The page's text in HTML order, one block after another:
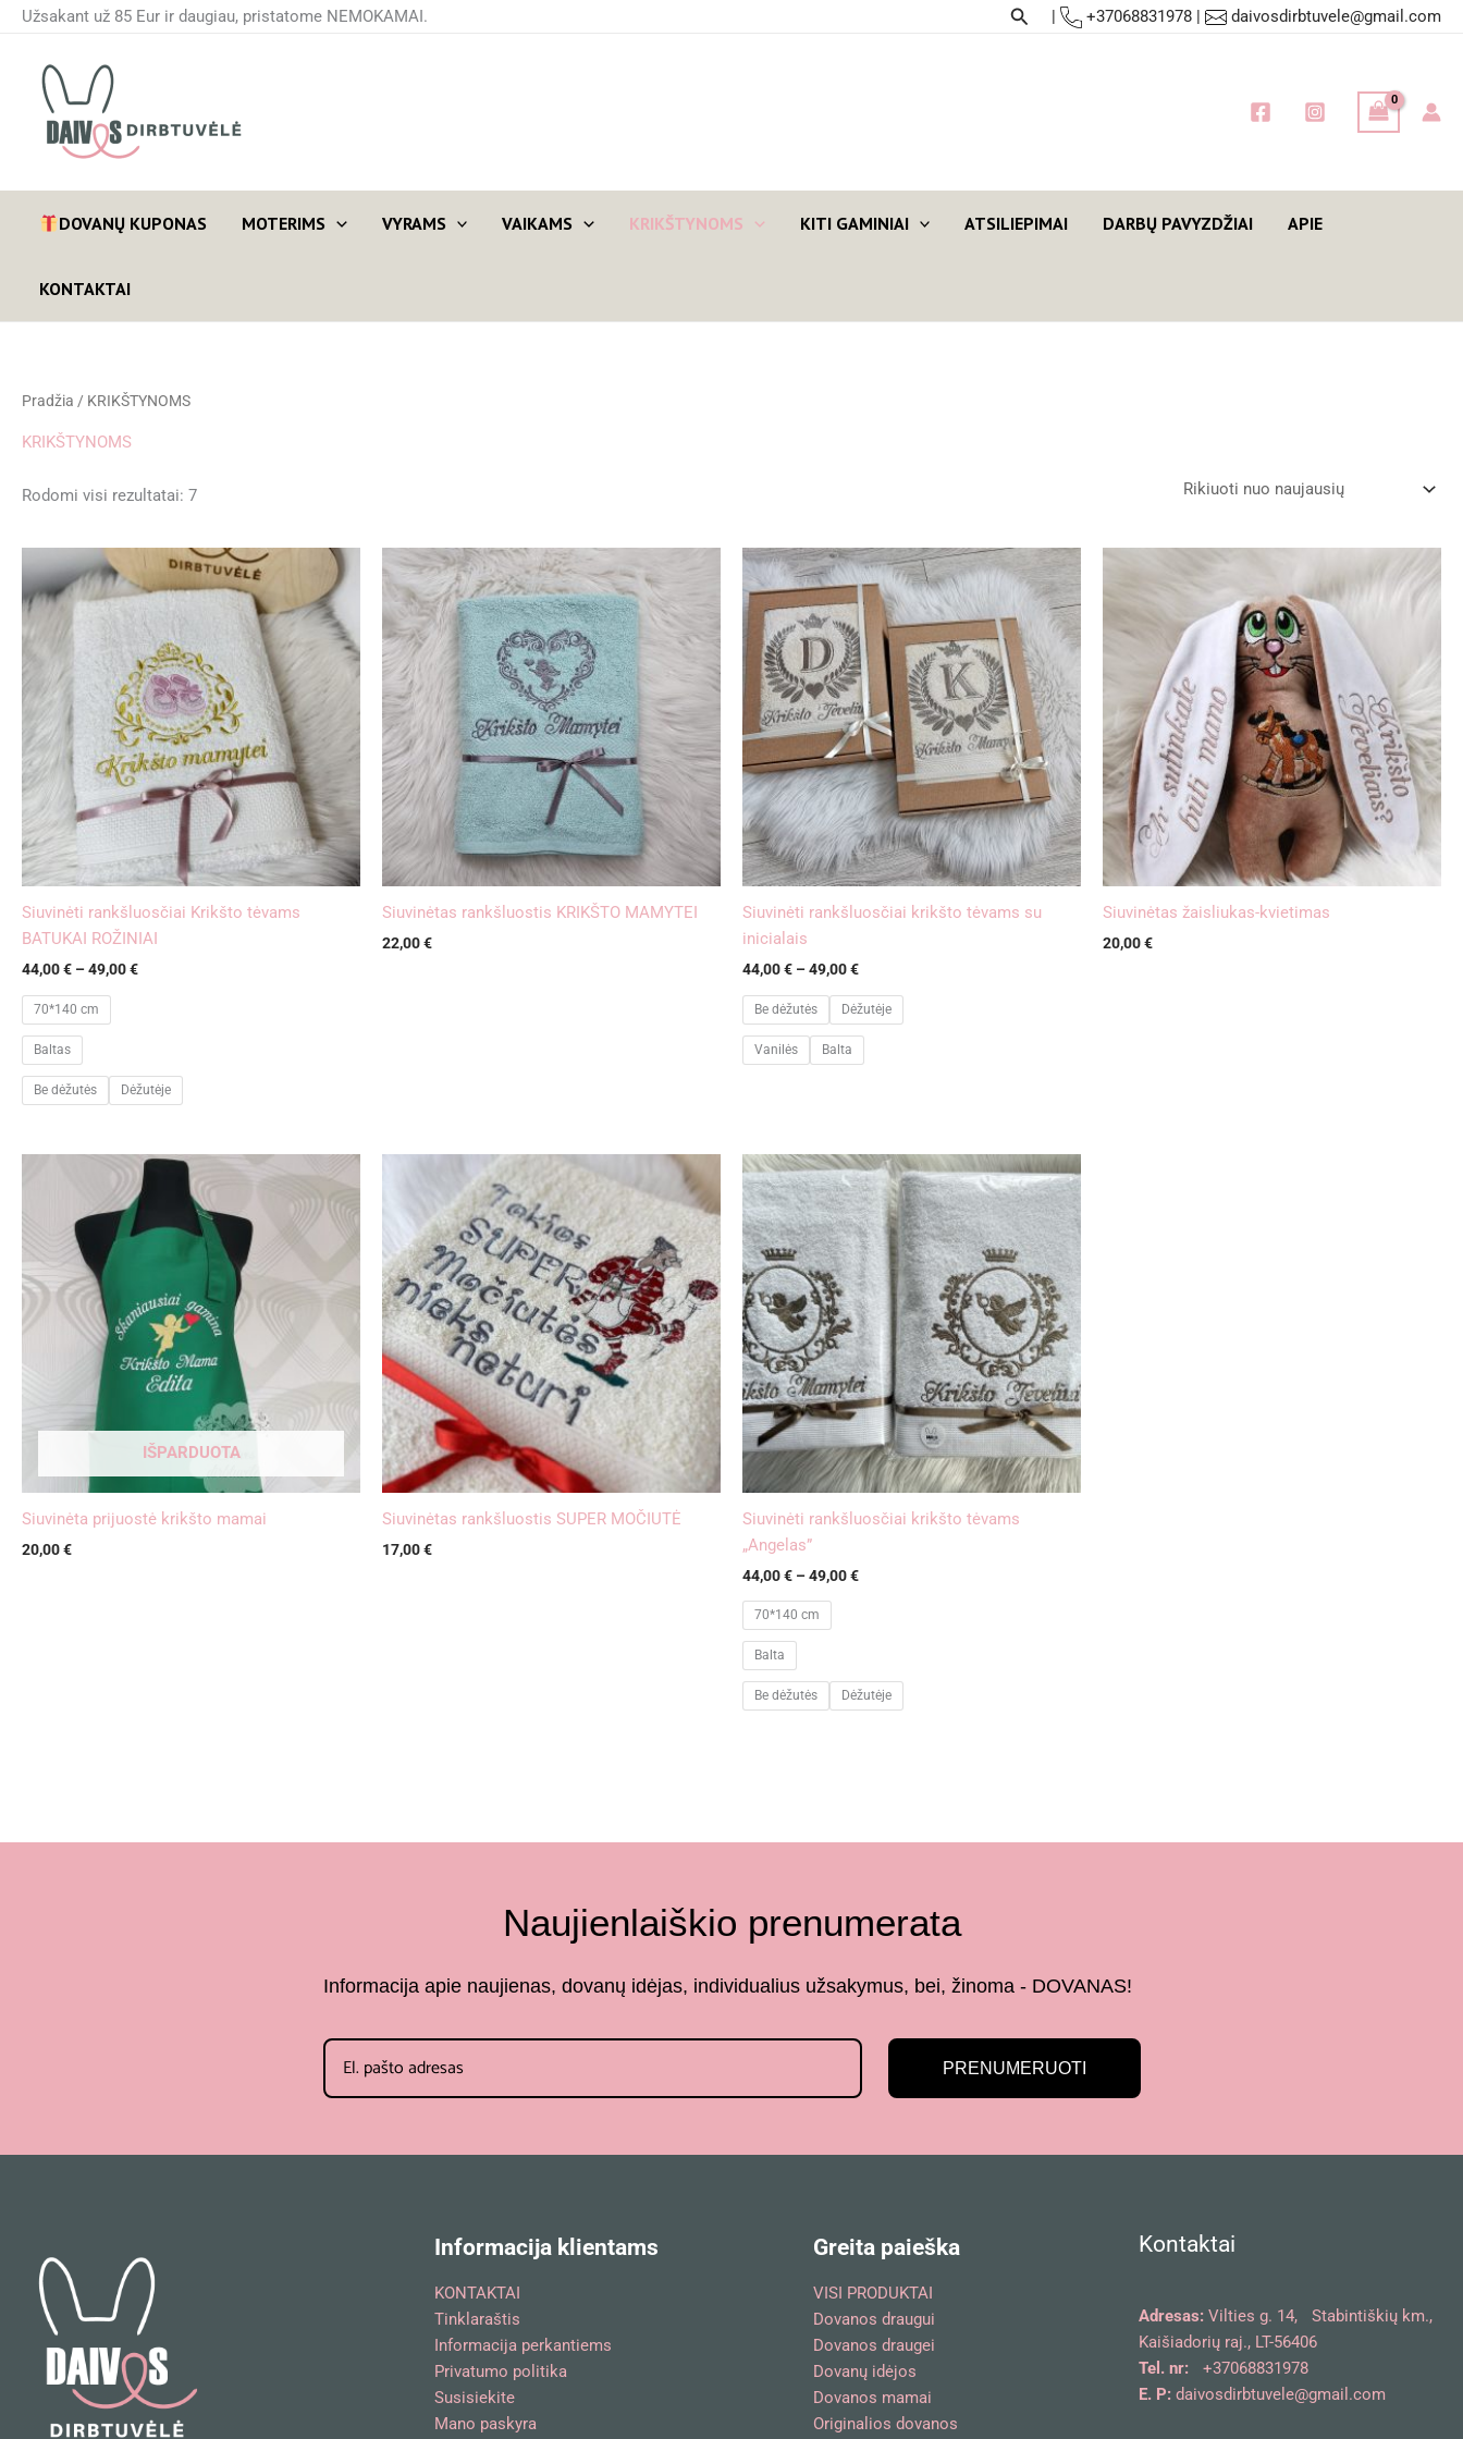
Pereiti
turinio
Užsakant už 85 Eur ir daugiau, pristatome NEMOKAMAI. Paieška
| +37068831978 | daivosdirbtuvele@gmail.com
DOVANŲ KUPONAS MOTERIMS VYRAMS VAIKAMS KRIKŠTYNOMS KITI GAMINIAI ATSILIEPIMAI DARBŲ PAVYZDŽIAI APIE
KONTAKTAI
Pradžia / KRIKŠTYNOMS
KRIKŠTYNOMS
Rodomi visi rezultatai: 7
Rūšiuojama
pagal
Siuvinėti rankšluosčiai Krikšto tėvams
BATUKAI ROŽINIAI
44,00€ –49,00€
Price
range:
44,00 €
49,00 €
70*140 cm
Baltas
Be dėžutės Dėžutėje
Siuvinėtas rankšluostis KRIKŠTO MAMYTEI
22,00€
Siuvinėti rankšluosčiai krikšto tėvams su
inicialais
44,00€ –49,00€
Price
range:
44,00 €
through
49,00 €
Be dėžutės Dėžutėje
Vanilės Balta
Siuvinėtas žaisliukas-kvietimas
20,00€
IŠPARDUOTA
Siuvinėta prijuostė krikšto mamai
20,00€
Siuvinėtas rankšluostis SUPER MOČIUTĖ
17,00€
Siuvinėti rankšluosčiai krikšto tėvams
„Angelas”
44,00€ –49,00€
Price
range:
44,00 €
through
49,00 €
70*140 cm
Balta
Be dėžutės Dėžutėje
Naujienlaiškio prenumerata
Informacija apie naujienas, dovanų idėjas, individualius užsakymus, bei, žinoma - DOVANAS!
PRENUMERUOTI
Informacija klientams
KONTAKTAI
Tinklaraštis
Informacija perkantiems
Privatumo politika
Susisiekite
Mano paskyra
Greita paieška
VISI PRODUKTAI
Dovanos draugui
Dovanos draugei
Dovanų idėjos
Dovanos mamai
Originalios dovanos
Kontaktai
Adresas:Vilties g. 14, Stabintiškių km.,
Kaišiadorių raj., LT-56406
Tel. nr:
+37068831978
E. P: daivosdirbtuvele@gmail.com